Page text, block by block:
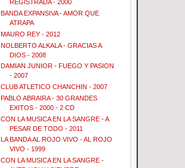
REGISTRADA - 2000
BANDA EXPANSIVA - AMOR QUE
ATRAPA
MAURO REY - 2012
NOLBERTO ALKALA - GRACIAS A
DIOS - 2008
DAMIAN JUNIOR - FUEGO Y PASION
- 2007
CLUB ATLETICO CHANCHIN - 2007
PABLO ABRAIRA - 30 GRANDES
EXITOS - 2000 - 2 CD
CON LA MUSICA EN LA SANGRE - A
PESAR DE TODO - 2011
LA BANDA AL ROJO VIVO - AL ROJO
VIVO - 1999
CON LA MUSICA EN LA SANGRE -